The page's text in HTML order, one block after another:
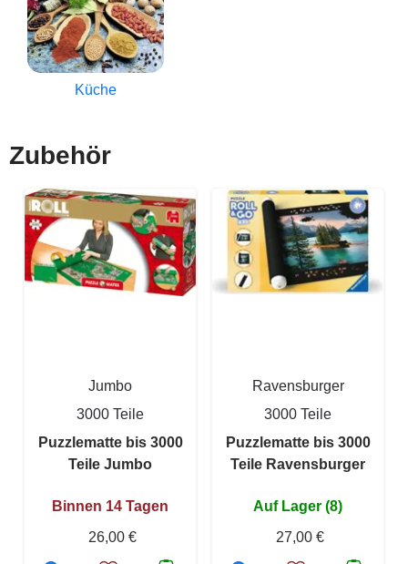
Küche
Zubehör
Jumbo
3000 Teile
Puzzlematte bis 3000
Teile Jumbo
Binnen 14 Tagen
26,00 €
Ravensburger
3000 Teile
Puzzlematte bis 3000
Teile Ravensburger
Auf Lager (8)
27,00 €